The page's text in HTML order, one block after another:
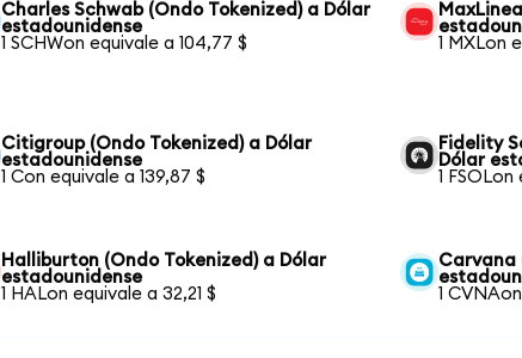
Charles Schwab (Ondo Tokenized) a Dólar
estadounidense
1 SCHWon equivale a 104,77 $
1 MXLon
Citigroup (Ondo Tokenized) a Dólar
estadounidense
1 Con equivale a 139,87 $
Fidelity
Dólar
1
Halliburton (Ondo Tokenized) a Dólar
estadounidense
1 HALon equivale a 32,21 $
Carvana
1